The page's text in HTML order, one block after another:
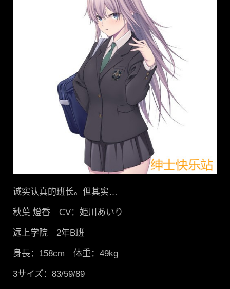
诚实认真的班长。但其实…
秋葉 燈香 CV：姫川あいり
远上学院 2年B班
身長：158cm 体重：49kg
3サイズ：83/59/89